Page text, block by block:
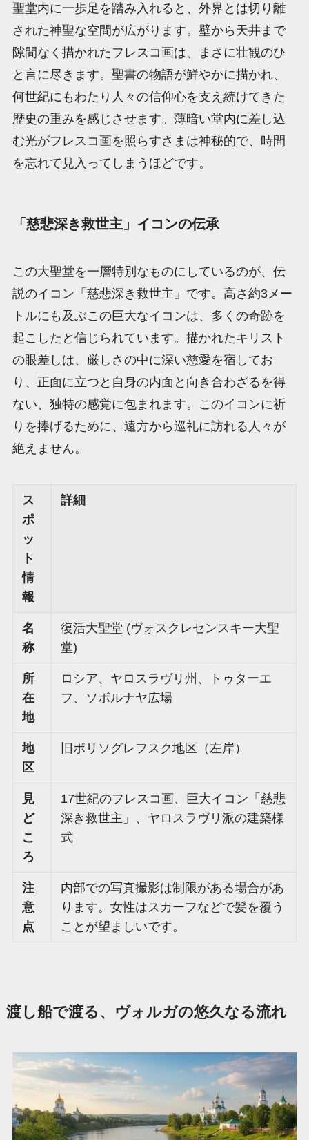
聖堂内に一歩足を踏み入れると、外界とは切り離
された神聖な空間が広がります。壁から天井まで
隙間なく描かれたフレスコ画は、まさに壮観のひ
と言に尽きます。聖書の物語が鮮やかに描かれ、
何世紀にもわたり人々の信仰心を支え続けてきた
歴史の重みを感じさせます。薄暗い堂内に差し込
む光がフレスコ画を照らすさまは神秘的で、時間
を忘れて見入ってしまうほどです。
「慈悲深き救世主」イコンの伝承
この大聖堂を一層特別なものにしているのが、伝
説のイコン「慈悲深き救世主」です。高さ約3メー
トルにも及ぶこの巨大なイコンは、多くの奇跡を
起こしたと信じられています。描かれたキリスト
の眼差しは、厳しさの中に深い慈愛を宿してお
り、正面に立つと自身の内面と向き合わざるを得
ない、独特の感覚に包まれます。このイコンに祈
りを捧げるために、遠方から巡礼に訪れる人々が
絶えません。
ス
ポ
ッ
ト
情
報
詳細
名
称
復活大聖堂 (ヴォスクレセンスキー大聖
堂)
所
在
地
ロシア、ヤロスラヴリ州、トゥターエ
フ、ソボルナヤ広場
地
区
旧ボリソグレフスク地区（左岸）
見
ど
こ
ろ
17世紀のフレスコ画、巨大イコン「慈悲
深き救世主」、ヤロスラヴリ派の建築様
式
注
意
点
内部での写真撮影は制限がある場合があ
ります。女性はスカーフなどで髪を覆う
ことが望ましいです。
渡し船で渡る、ヴォルガの悠久なる流れ